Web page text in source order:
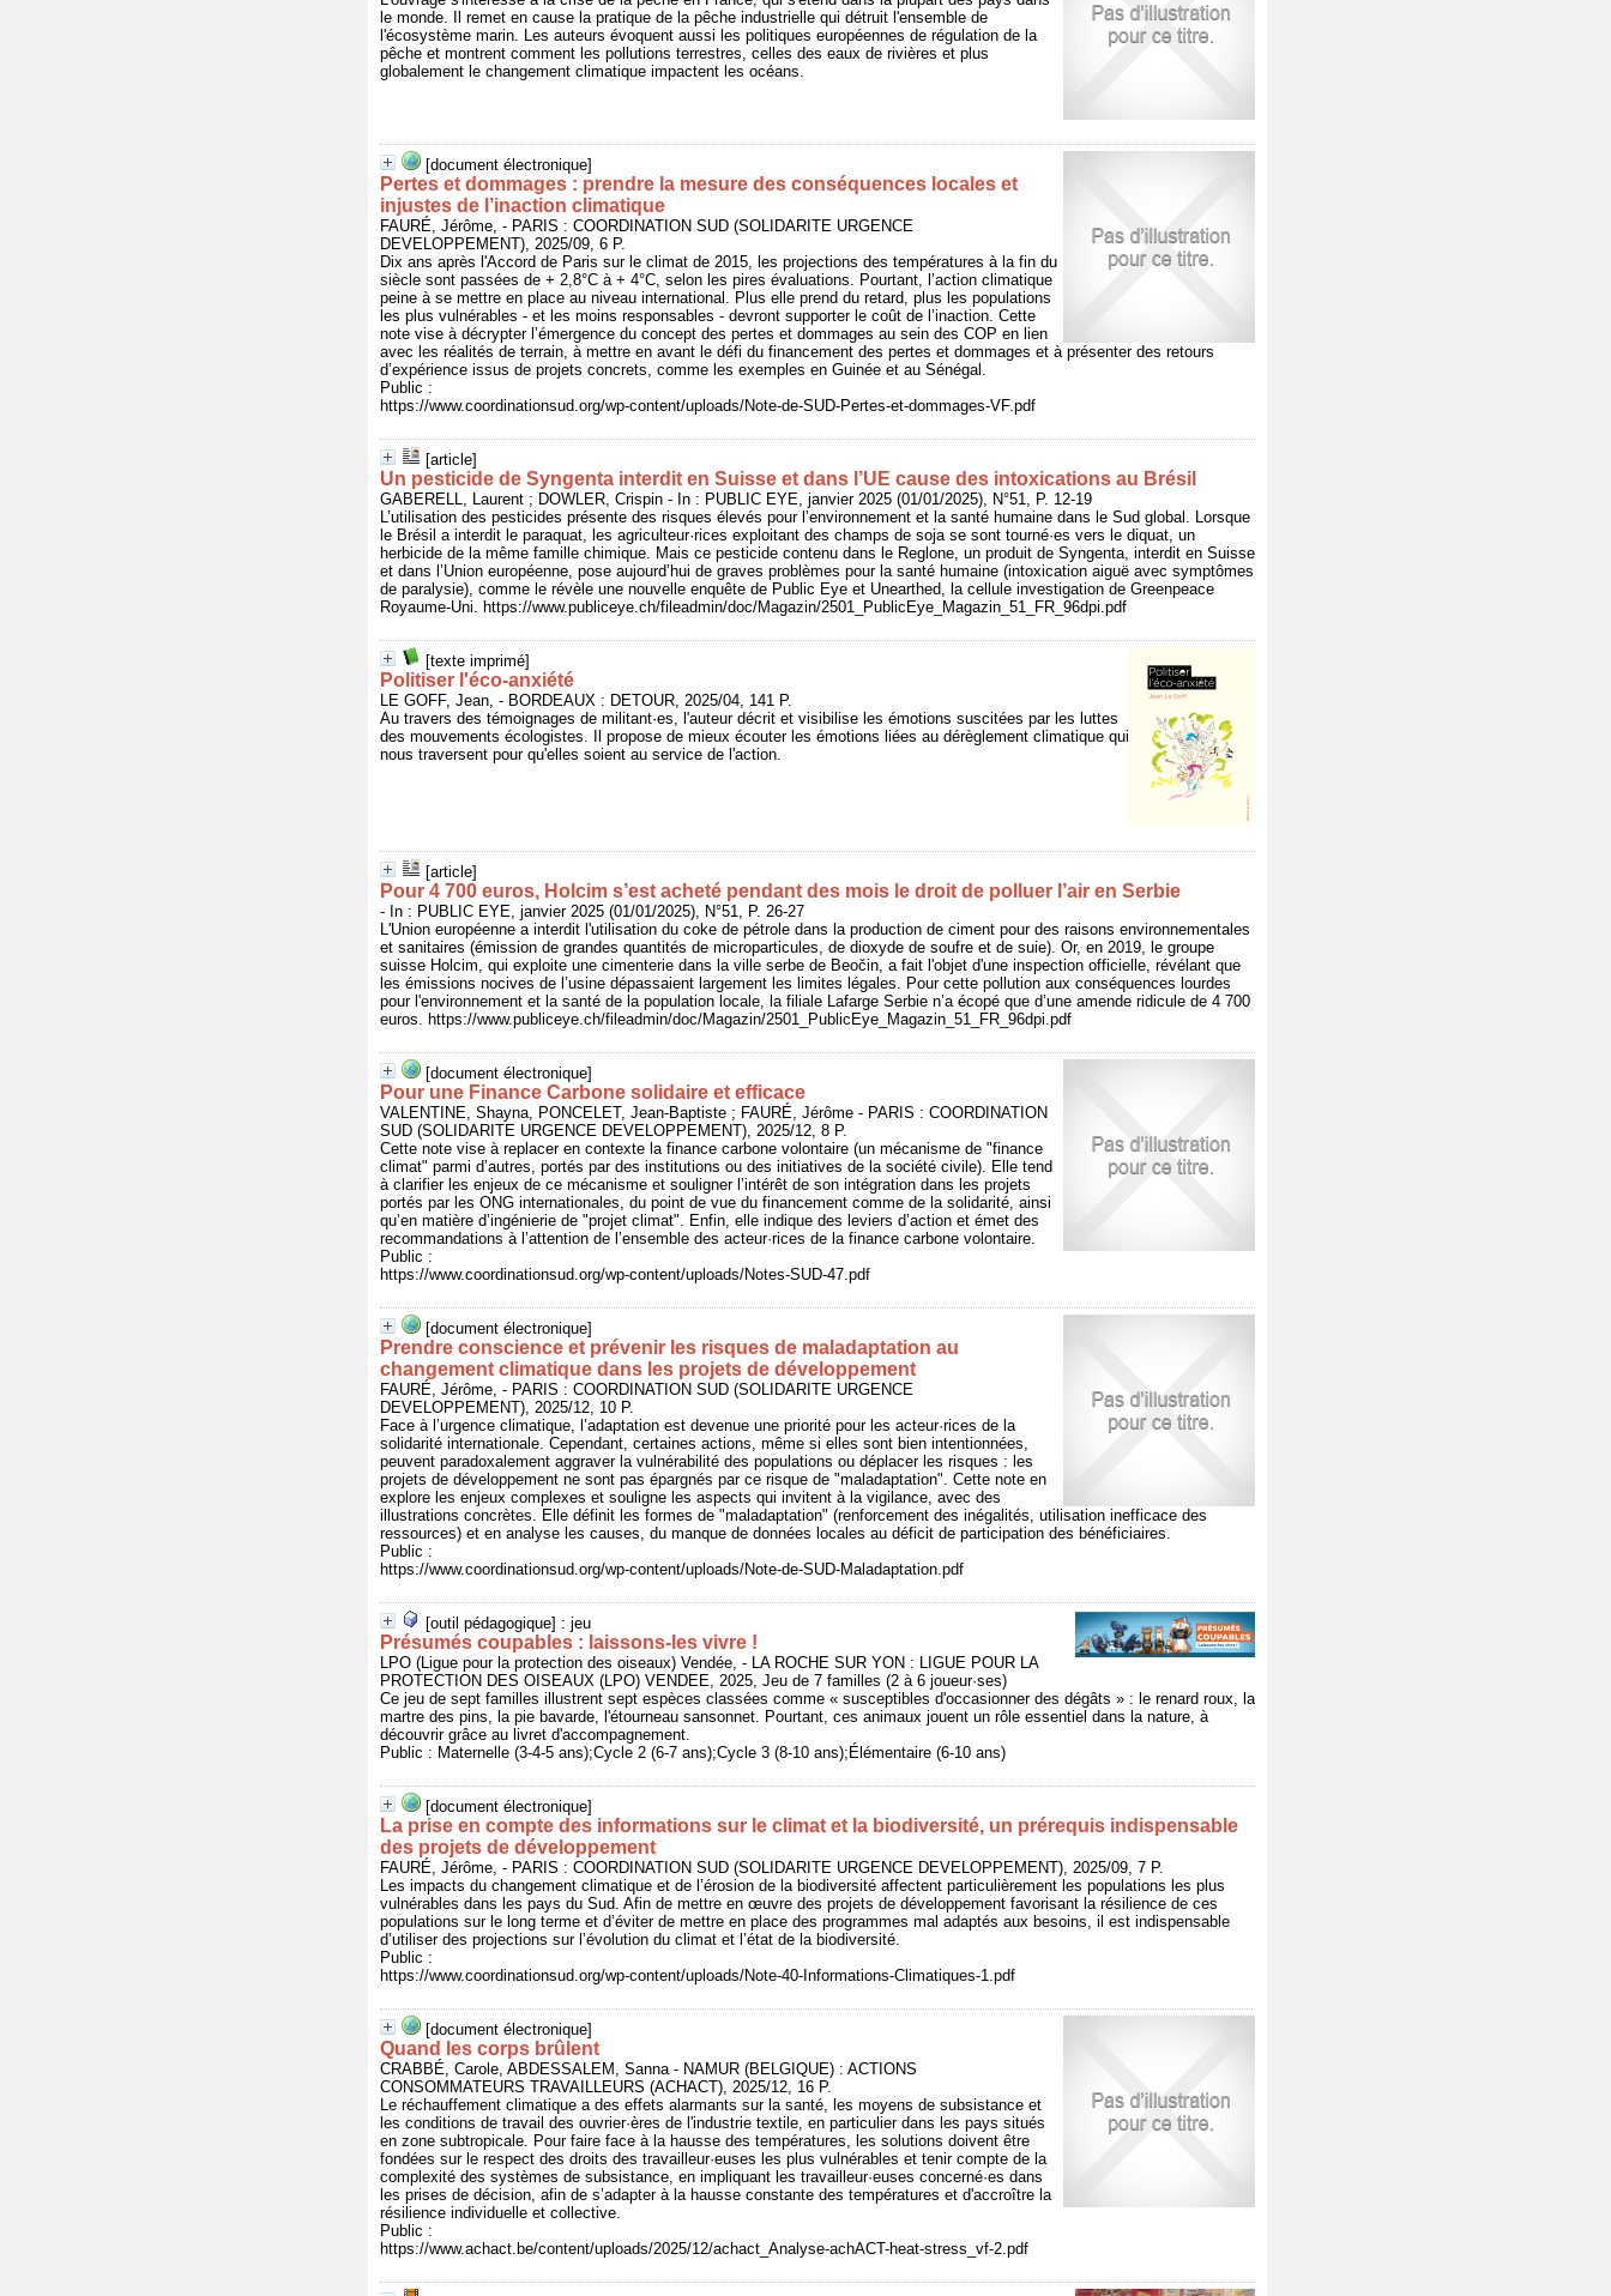
le monde. Il remet en cause la pratique de la pêche industrielle qui détruit l'ensemble de
l'écosystème marin. Les auteurs évoquent aussi les politiques européennes de régulation de la
pêche et montrent comment les pollutions terrestres, celles des eaux de rivières et plus
globalement le changement climatique impactent les océans.
[document électronique]
Pertes et dommages : prendre la mesure des conséquences locales et
injustes de l’inaction climatique
FAURÉ, Jérôme, - PARIS : COORDINATION SUD (SOLIDARITE URGENCE
DEVELOPPEMENT), 2025/09, 6 P.
Dix ans après l'Accord de Paris sur le climat de 2015, les projections des températures à la fin du
siècle sont passées de + 2,8°C à + 4°C, selon les pires évaluations. Pourtant, l’action climatique
peine à se mettre en place au niveau international. Plus elle prend du retard, plus les populations
les plus vulnérables - et les moins responsables - devront supporter le coût de l’inaction. Cette
note vise à décrypter l’émergence du concept des pertes et dommages au sein des COP en lien
avec les réalités de terrain, à mettre en avant le défi du financement des pertes et dommages et à présenter des retours
d’expérience issus de projets concrets, comme les exemples en Guinée et au Sénégal.
Public :
https://www.coordinationsud.org/wp-content/uploads/Note-de-SUD-Pertes-et-dommages-VF.pdf
[article]
Un pesticide de Syngenta interdit en Suisse et dans l’UE cause des intoxications au Brésil
GABERELL, Laurent ; DOWLER, Crispin - In : PUBLIC EYE, janvier 2025 (01/01/2025), N°51, P. 12-19
L’utilisation des pesticides présente des risques élevés pour l’environnement et la santé humaine dans le Sud global. Lorsque
le Brésil a interdit le paraquat, les agriculteur·rices exploitant des champs de soja se sont tourné·es vers le diquat, un
herbicide de la même famille chimique. Mais ce pesticide contenu dans le Reglone, un produit de Syngenta, interdit en Suisse
et dans l’Union européenne, pose aujourd’hui de graves problèmes pour la santé humaine (intoxication aiguë avec symptômes
de paralysie), comme le révèle une nouvelle enquête de Public Eye et Unearthed, la cellule investigation de Greenpeace
Royaume-Uni. https://www.publiceye.ch/fileadmin/doc/Magazin/2501_PublicEye_Magazin_51_FR_96dpi.pdf
[texte imprimé]
Politiser l'éco-anxiété
LE GOFF, Jean, - BORDEAUX : DETOUR, 2025/04, 141 P.
Au travers des témoignages de militant·es, l'auteur décrit et visibilise les émotions suscitées par les luttes
des mouvements écologistes. Il propose de mieux écouter les émotions liées au dérèglement climatique qui
nous traversent pour qu'elles soient au service de l'action.
[article]
Pour 4 700 euros, Holcim s’est acheté pendant des mois le droit de polluer l’air en Serbie
- In : PUBLIC EYE, janvier 2025 (01/01/2025), N°51, P. 26-27
L'Union européenne a interdit l'utilisation du coke de pétrole dans la production de ciment pour des raisons environnementales
et sanitaires (émission de grandes quantités de microparticules, de dioxyde de soufre et de suie). Or, en 2019, le groupe
suisse Holcim, qui exploite une cimenterie dans la ville serbe de Beočin, a fait l'objet d'une inspection officielle, révélant que
les émissions nocives de l’usine dépassaient largement les limites légales. Pour cette pollution aux conséquences lourdes
pour l'environnement et la santé de la population locale, la filiale Lafarge Serbie n’a écopé que d’une amende ridicule de 4 700
euros. https://www.publiceye.ch/fileadmin/doc/Magazin/2501_PublicEye_Magazin_51_FR_96dpi.pdf
[document électronique]
Pour une Finance Carbone solidaire et efficace
VALENTINE, Shayna, PONCELET, Jean-Baptiste ; FAURÉ, Jérôme - PARIS : COORDINATION
SUD (SOLIDARITE URGENCE DEVELOPPEMENT), 2025/12, 8 P.
Cette note vise à replacer en contexte la finance carbone volontaire (un mécanisme de "finance
climat" parmi d’autres, portés par des institutions ou des initiatives de la société civile). Elle tend
à clarifier les enjeux de ce mécanisme et souligner l’intérêt de son intégration dans les projets
portés par les ONG internationales, du point de vue du financement comme de la solidarité, ainsi
qu’en matière d’ingénierie de "projet climat". Enfin, elle indique des leviers d’action et émet des
recommandations à l’attention de l’ensemble des acteur·rices de la finance carbone volontaire.
Public :
https://www.coordinationsud.org/wp-content/uploads/Notes-SUD-47.pdf
[document électronique]
Prendre conscience et prévenir les risques de maladaptation au
changement climatique dans les projets de développement
FAURÉ, Jérôme, - PARIS : COORDINATION SUD (SOLIDARITE URGENCE
DEVELOPPEMENT), 2025/12, 10 P.
Face à l’urgence climatique, l’adaptation est devenue une priorité pour les acteur·rices de la
solidarité internationale. Cependant, certaines actions, même si elles sont bien intentionnées,
peuvent paradoxalement aggraver la vulnérabilité des populations ou déplacer les risques : les
projets de développement ne sont pas épargnés par ce risque de "maladaptation". Cette note en
explore les enjeux complexes et souligne les aspects qui invitent à la vigilance, avec des
illustrations concrètes. Elle définit les formes de "maladaptation" (renforcement des inégalités, utilisation inefficace des
ressources) et en analyse les causes, du manque de données locales au déficit de participation des bénéficiaires.
Public :
https://www.coordinationsud.org/wp-content/uploads/Note-de-SUD-Maladaptation.pdf
[outil pédagogique] : jeu
Présumés coupables : laissons-les vivre !
LPO (Ligue pour la protection des oiseaux) Vendée, - LA ROCHE SUR YON : LIGUE POUR LA
PROTECTION DES OISEAUX (LPO) VENDEE, 2025, Jeu de 7 familles (2 à 6 joueur·ses)
Ce jeu de sept familles illustrent sept espèces classées comme « susceptibles d'occasionner des dégâts » : le renard roux, la
martre des pins, la pie bavarde, l'étourneau sansonnet. Pourtant, ces animaux jouent un rôle essentiel dans la nature, à
découvrir grâce au livret d'accompagnement.
Public : Maternelle (3-4-5 ans);Cycle 2 (6-7 ans);Cycle 3 (8-10 ans);Élémentaire (6-10 ans)
[document électronique]
La prise en compte des informations sur le climat et la biodiversité, un prérequis indispensable
des projets de développement
FAURÉ, Jérôme, - PARIS : COORDINATION SUD (SOLIDARITE URGENCE DEVELOPPEMENT), 2025/09, 7 P.
Les impacts du changement climatique et de l’érosion de la biodiversité affectent particulièrement les populations les plus
vulnérables dans les pays du Sud. Afin de mettre en œuvre des projets de développement favorisant la résilience de ces
populations sur le long terme et d’éviter de mettre en place des programmes mal adaptés aux besoins, il est indispensable
d’utiliser des projections sur l’évolution du climat et l’état de la biodiversité.
Public :
https://www.coordinationsud.org/wp-content/uploads/Note-40-Informations-Climatiques-1.pdf
[document électronique]
Quand les corps brûlent
CRABBÉ, Carole, ABDESSALEM, Sanna - NAMUR (BELGIQUE) : ACTIONS
CONSOMMATEURS TRAVAILLEURS (ACHACT), 2025/12, 16 P.
Le réchauffement climatique a des effets alarmants sur la santé, les moyens de subsistance et
les conditions de travail des ouvrier·ères de l'industrie textile, en particulier dans les pays situés
en zone subtropicale. Pour faire face à la hausse des températures, les solutions doivent être
fondées sur le respect des droits des travailleur·euses les plus vulnérables et tenir compte de la
complexité des systèmes de subsistance, en impliquant les travailleur·euses concerné·es dans
les prises de décision, afin de s’adapter à la hausse constante des températures et d'accroître la
résilience individuelle et collective.
Public :
https://www.achact.be/content/uploads/2025/12/achact_Analyse-achACT-heat-stress_vf-2.pdf